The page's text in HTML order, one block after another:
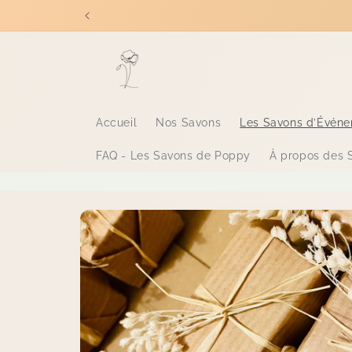
au
Accueil Nos Savons Les Savons
FAQ - Les Savons de Poppy À propos des
Passer aux
informations
produits